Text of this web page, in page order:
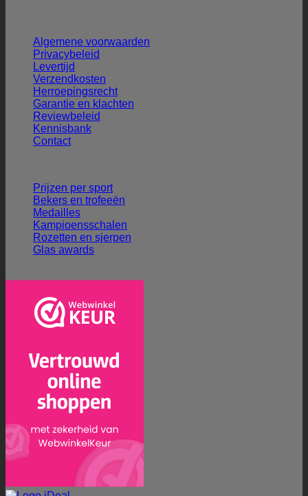
Algemene voorwaarden
Privacybeleid
Levertijd
Verzendkosten
Herroepingsrecht
Garantie en klachten
Reviewbeleid
Kennisbank
Contact
Prijzen per sport
Bekers en trofeeën
Medailles
Kampioensschalen
Rozetten en sjerpen
Glas awards